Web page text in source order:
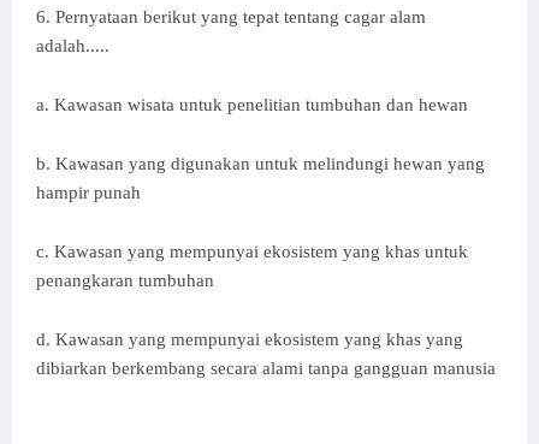
6. Pernyataan berikut yang tepat tentang cagar alam
adalah.....
a. Kawasan wisata untuk penelitian tumbuhan dan hewan
b. Kawasan yang digunakan untuk melindungi hewan yang
hampir punah
c. Kawasan yang mempunyai ekosistem yang khas untuk
penangkaran tumbuhan
d. Kawasan yang mempunyai ekosistem yang khas yang
dibiarkan berkembang secara alami tanpa gangguan manusia